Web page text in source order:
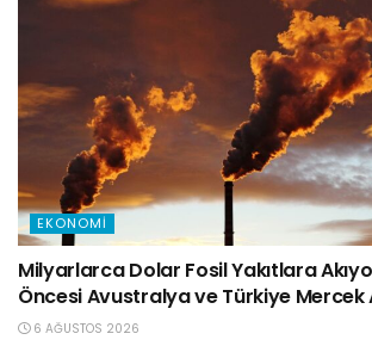
EKONOMI
Milyarlarca Dolar Fosil Yakıtlara
Öncesi Avustralya ve Türkiye Mercek
6 AĞUSTOS 2026